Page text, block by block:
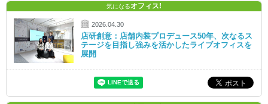
気になるオフィス!
2026.04.30
店研創意：店舗内装プロデュース50年、次なるス
テージを目指し強みを活かしたライブオフィスを
展開